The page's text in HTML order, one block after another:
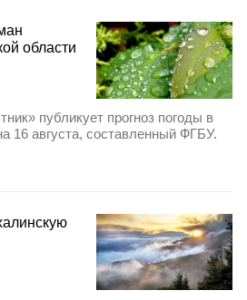
области
публикует прогноз погоды в
16 августа, составленный ФГБУ.